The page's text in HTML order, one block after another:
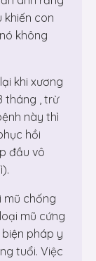
con
không
khi xương
tháng , trừ
này thì
hồi
đầu vô
mũ chống
mũ cứng
pháp y
tuổi. Việc